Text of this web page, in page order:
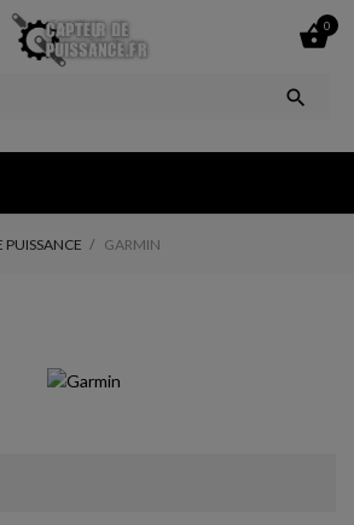

0

PUISSANCE GARMIN